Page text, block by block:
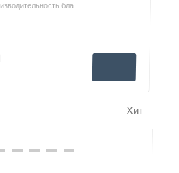
бла..
Хит
дешевле?